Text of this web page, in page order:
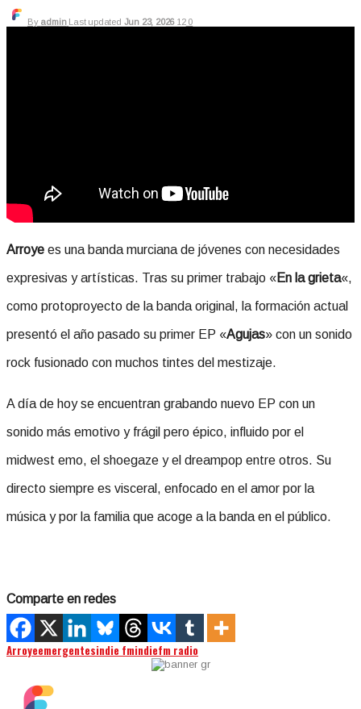
By admin Last updated Jun 23, 2026 120
Arroye es una banda murciana de jóvenes con necesidades
expresivas y artísticas. Tras su primer trabajo «En la grieta«,
como protoproyecto de la banda original, la formación actual
presentó el año pasado su primer EP «Agujas» con un sonido
rock fusionado con muchos tintes del mestizaje.
A día de hoy se encuentran grabando nuevo EP con un
sonido más emotivo y frágil pero épico, influido por el
midwest emo, el shoegaze y el dreampop entre otros. Su
directo siempre es visceral, enfocado en el amor por la
música y por la familia que acoge a la banda en el público.
Comparte en redes
Arroyeemergentesindie fmindiefm radio